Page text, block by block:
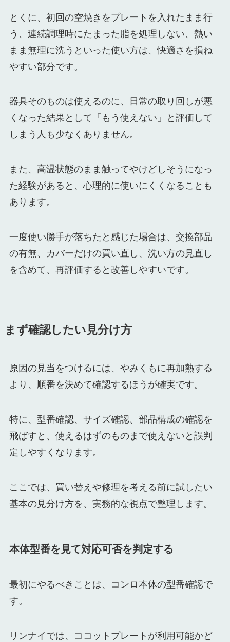
とくに、初回の空焼きをプレートを入れたまま行
う、連続調理時にたまった脂を処理しない、熱い
まま無理に洗うといった使い方は、快適さを損ね
やすい部分です。
器具そのものは使えるのに、日常の取り回しが悪
くなった結果として「もう使えない」と評価して
しまう人も少なくありません。
また、高温状態のまま触ってやけどしそうになっ
た経験があると、心理的に使いにくくなることも
あります。
一度使い勝手が落ちたと感じた場合は、交換部品
の有無、カバーだけの買い直し、洗い方の見直し
を含めて、再評価すると改善しやすいです。
まず確認したい見分け方
原因の見当をつけるには、やみくもに再加熱する
より、順番を決めて確認するほうが確実です。
特に、型番確認、サイズ確認、部品構成の確認を
飛ばすと、使えるはずのものまで使えないと誤判
定しやすくなります。
ここでは、買い替えや修理を考える前に試したい
基本の見分け方を、実務的な視点で整理します。
本体型番を見て対応可否を判定する
最初にやるべきことは、コンロ本体の型番確認で
す。
リンナイでは、ココットプレートが利用可能かど